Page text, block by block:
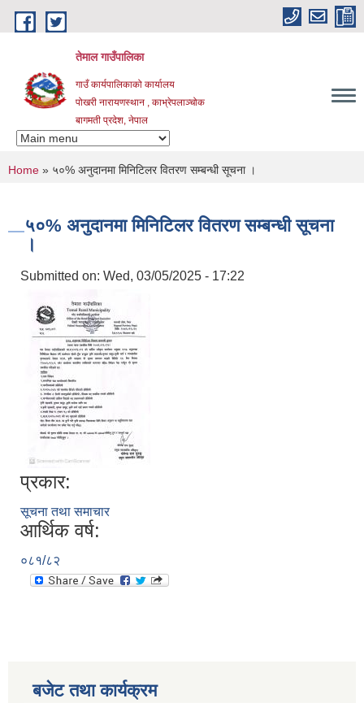
Skip to main content
तेमाल गाउँपालिका
गाउँ कार्यपालिकाको कार्यालय
पोखरी नारायणस्थान , काभ्रेपलाञ्चोक ‌‌‍‍‍‍‍‍
बागमती प्रदेश, नेपाल
You are here
Home » ५०% अनुदानमा मिनिटिलर वितरण सम्बन्धी सूचना ।
५०% अनुदानमा मिनिटिलर वितरण सम्बन्धी सूचना
।
Submitted on: Wed, 03/05/2025 - 17:22
प्रकार:
सूचना तथा समाचार
आर्थिक वर्ष:
०८१/८२
बजेट तथा कार्यक्रम